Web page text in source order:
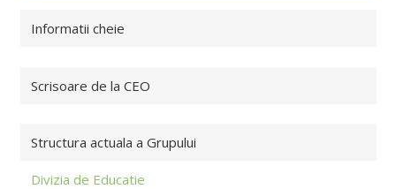
Informatii cheie
Scrisoare de la CEO
Structura actuala a Grupului
Divizia de Educatie